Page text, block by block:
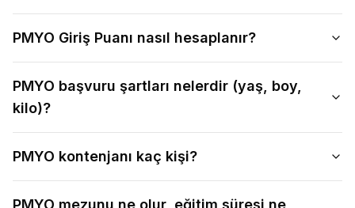
PMYO Giriş Puanı nasıl hesaplanır?
PMYO başvuru şartları nelerdir (yaş, boy,
kilo)?
PMYO kontenjanı kaç kişi?
PMYO mezunu ne olur, eğitim süresi ne